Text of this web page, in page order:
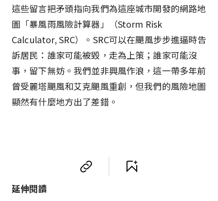
這些留言把矛頭指向我們為這座城市開發的網路地
圖「暴風雨風險計算器」（Storm Risk
Calculator, SRC）。SRC可以在颶風步步進逼時告
訴居民：誰家可能被毀，走為上策；誰家可能沒
事，留下無妨。我們並非興風作浪，這一帶多年前
曾受麗塔颶風和艾克颶風重創，但我們的風險地圖
顯然有什麼地方出了差錯。
延伸閱讀